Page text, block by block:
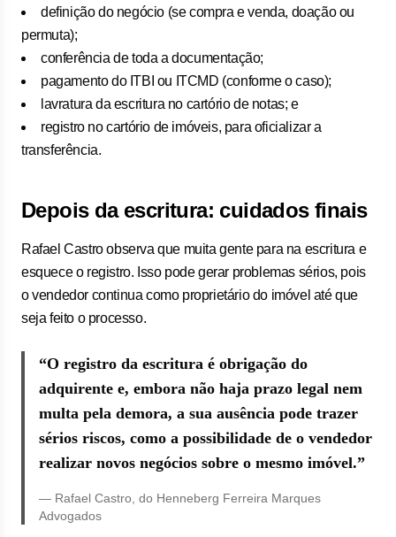
definição do negócio (se compra e venda, doação ou
permuta);
conferência de toda a documentação;
pagamento do ITBI ou ITCMD (conforme o caso);
lavratura da escritura no cartório de notas; e
registro no cartório de imóveis, para oficializar a
transferência.
Depois da escritura: cuidados finais
Rafael Castro observa que muita gente para na escritura e
esquece o registro. Isso pode gerar problemas sérios, pois
o vendedor continua como proprietário do imóvel até que
seja feito o processo.
“O registro da escritura é obrigação do
adquirente e, embora não haja prazo legal nem
multa pela demora, a sua ausência pode trazer
sérios riscos, como a possibilidade de o vendedor
realizar novos negócios sobre o mesmo imóvel.”
— Rafael Castro, do Henneberg Ferreira Marques
Advogados